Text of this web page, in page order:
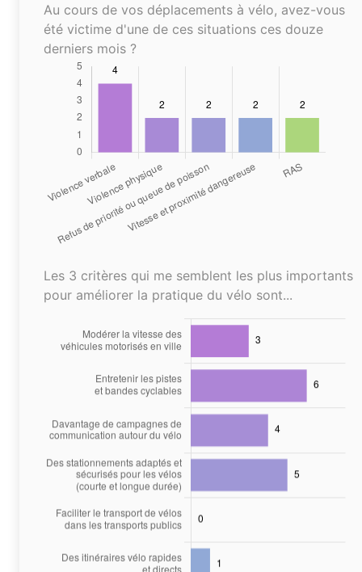
Au cours de vos déplacements à vélo, avez-vous
été victime d'une de ces situations ces douze
derniers mois ?
Les 3 critères qui me semblent les plus importants
pour améliorer la pratique du vélo sont...